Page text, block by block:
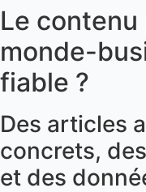
Le
monde-
fiable ?
Des articles
concrets,
et des